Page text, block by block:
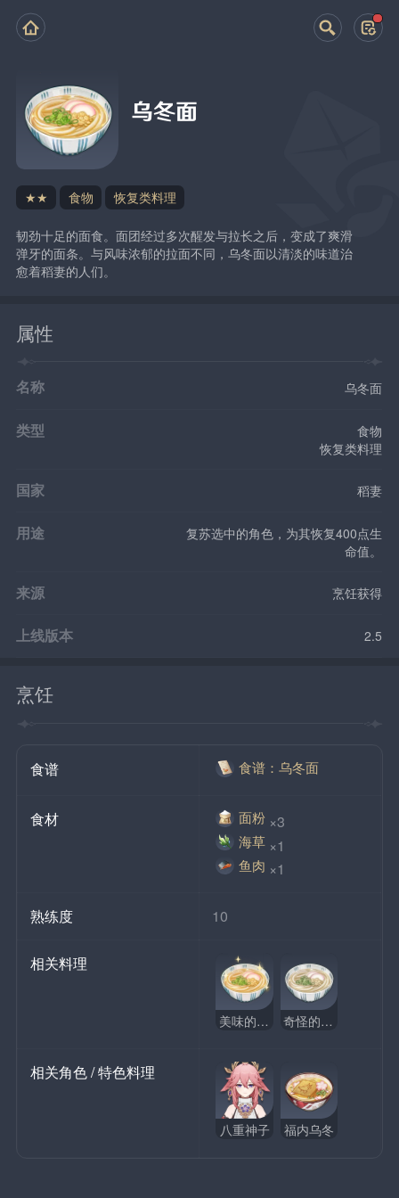
乌冬面
★★ 食物 恢复类料理
韧劲十足的面食。面团经过多次醒发与拉长之后，变成了爽滑
弹牙的面条。与风味浓郁的拉面不同，乌冬面以清淡的味道治
愈着稻妻的人们。
属性
名称 乌冬面
类型
食物
恢复类料理
国家 稻妻
用途
复苏选中的角色，为其恢复400点生
命值。
来源 烹饪获得
上线版本 2.5
烹饪
食谱 食谱：乌冬面
食材 面粉 ×3
海草 ×1
鱼肉 ×1
熟练度 10
相关料理
美味的乌冬面 奇怪的乌冬面
相关角色 / 特色料理
八重神子 福内乌冬